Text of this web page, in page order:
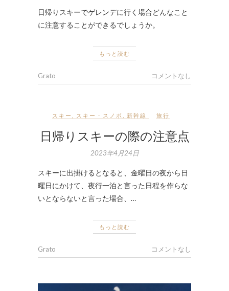
日帰りスキーでゲレンデに行く場合どんなこと
に注意することができるでしょうか。
もっと読む
Grato コメントなし
スキー スキー・スノボ 新幹線 旅行
日帰りスキーの際の注意点
2023年4月24日
スキーに出掛けるとなると、金曜日の夜から日
曜日にかけて、夜行一泊と言った日程を作らな
いとならないと言った場合、…
もっと読む
Grato コメントなし